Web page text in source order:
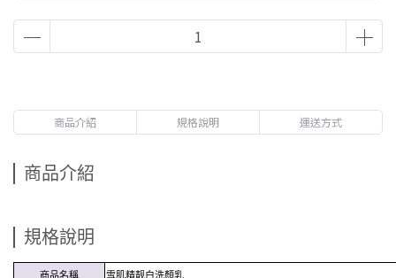
商品介紹 規格說明 運送方式
商品介紹
規格說明
商品名稱 雪肌精靓白洗顏乳